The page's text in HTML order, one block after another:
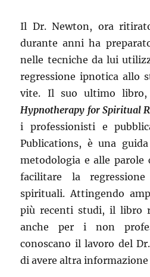
Il Dr. Newton, ora
durante anni ha
nelle tecniche da lui
regressione ipnotica allo
vite. Il suo ultimo
Hypnotherapy for Spiritual
i professionisti e
Publications, è una
metodologia e alle parole
facilitare la
spirituali. Attingendo
più recenti studi, il libro
anche per i non
conoscano il lavoro del
di avere altra